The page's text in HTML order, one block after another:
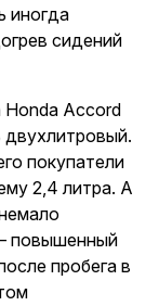
иногда
сидений
Honda Accord
двухлитровый.
покупатели
2,4 литра. А
повышенный
пробега в